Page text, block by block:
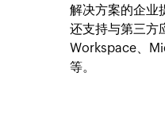
解决方案的企业
还支持与第三方
Workspace、
等。